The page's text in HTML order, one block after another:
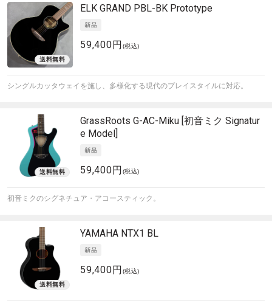
ELK GRAND PBL-BK Prototype
59,400円 (税込)
シングルカッタウェイを施し、多様化する現代のプレイスタイルに対応。
GrassRoots G-AC-Miku [初音ミク Signatur
e Model]
59,400円 (税込)
初音ミクのシグネチュア・アコースティック。
YAMAHA NTX1 BL
59,400円 (税込)